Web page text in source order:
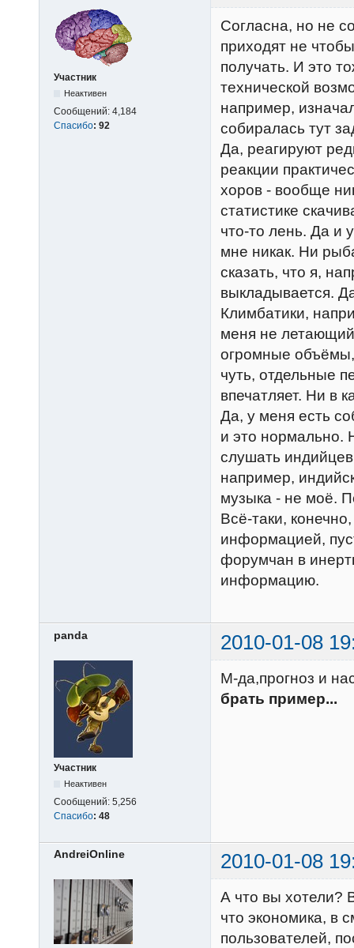
Участник
Неактивен
Сообщений: 4,184
Спасибо: 92
Согласна, но не
приходят не
получать. И это
технической
например,
собиралась тут
Да, реагируют
реакции
хоров - вообще
статистике
что-то лень. Да и
мне никак. Ни
сказать, что я,
выкладывается.
Климбатики,
меня не
огромные объёмы,
чуть, отдельные
впечатляет. Ни в
Да, у меня есть
и это нормально.
слушать
например,
музыка - не моё.
Всё-таки,
информацией,
форумчан в
информацию.
panda 2010-01-08
Участник
Неактивен
Сообщений: 5,256
Спасибо: 48
М-да,прогноз и
брать пример...
AndreiOnline 2010-01-08
А что вы хотели?
что экономика, в
пользователей,